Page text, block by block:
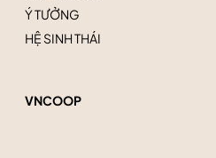
Ý TƯỞNG
HỆ SINH THÁI
VNCOOP